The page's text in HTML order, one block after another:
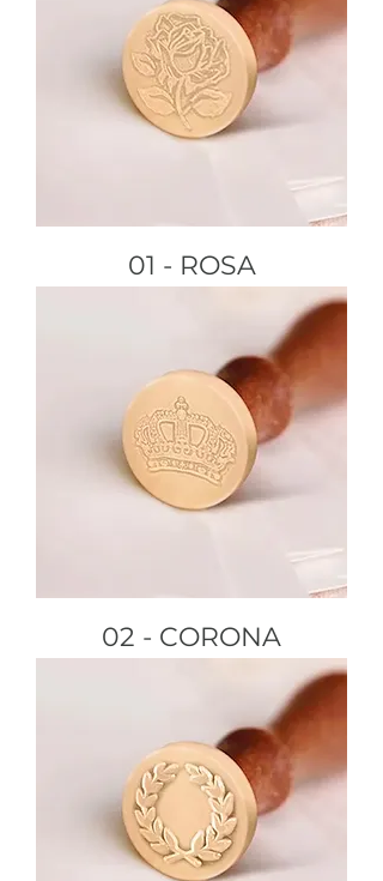
01 - ROSA
02 - CORONA